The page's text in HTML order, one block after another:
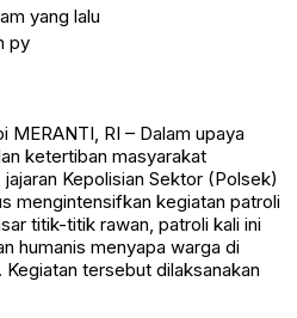
yang lalu
py
MERANTI, RI – Dalam upaya
ketertiban masyarakat
Kepolisian Sektor (Polsek)
mengintensifkan kegiatan patroli
titik-titik rawan, patroli kali ini
humanis menyapa warga di
tersebut dilaksanakan